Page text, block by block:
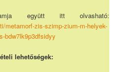
együtt itt olvasható:
metamorf-zis-szimp-zium-m-helyek-
bdw7lk9p3dfsidyy
lehetőségek: